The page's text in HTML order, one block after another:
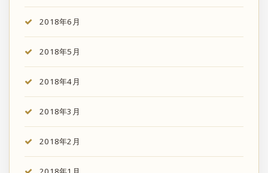
2018年6月
2018年5月
2018年4月
2018年3月
2018年2月